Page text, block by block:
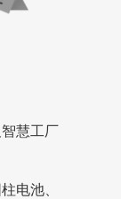
慧工厂
电池、